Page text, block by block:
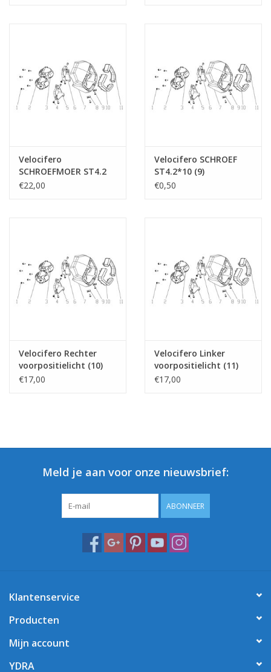
Velocifero
SCHROEFMOER ST4.2
(8)
€22,00
Velocifero SCHROEF
ST4.2*10 (9)
€0,50
Velocifero Rechter
voorpositielicht (10)
€17,00
Velocifero Linker
voorpositielicht (11)
€17,00
Meld je aan voor onze nieuwsbrief:
ABONNEER
Klantenservice
Producten
Mijn account
YDRA